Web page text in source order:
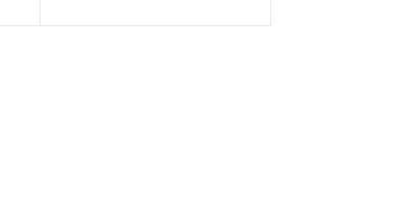
Gabriel Dalea